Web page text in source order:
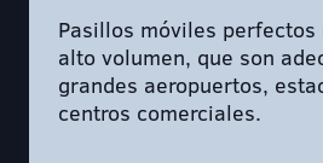
Pasillos móviles perfectos
alto volumen, que son
grandes aeropuertos,
centros comerciales.